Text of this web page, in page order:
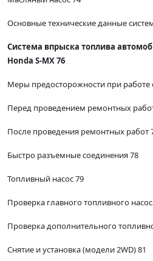
Основные технические данные
Система впрыска топлива
Honda S-MX 76
Меры предосторожности при работе
Перед проведением ремонтных
После проведения ремонтных работ
Быстро разъемные соединения 78
Топливный насос 79
Проверка главного топливного
Проверка дополнительного
Снятие и установка (модели 2WD) 81